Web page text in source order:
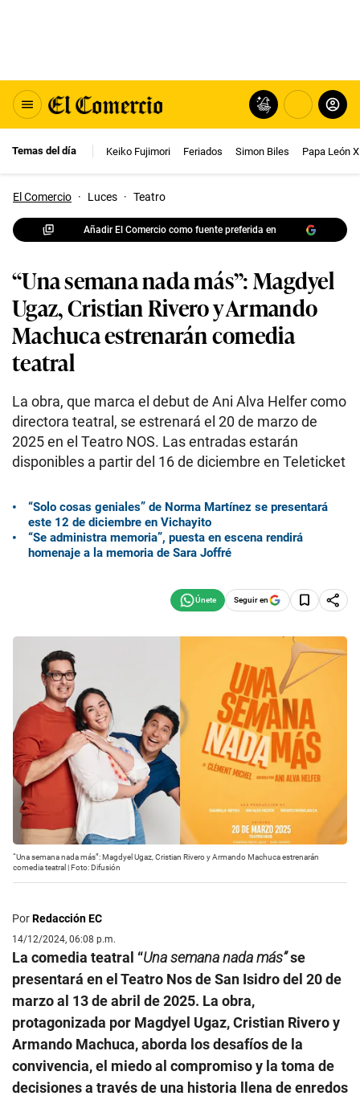
Temas del día Keiko Fujimori Feriados Simon Biles Papa León
El Comercio · Luces · Teatro
Añadir El Comercio como fuente preferida en
“Una semana nada más”: Magdyel
Ugaz, Cristian Rivero y Armando
Machuca estrenarán comedia
teatral
La obra, que marca el debut de Ani Alva Helfer como
directora teatral, se estrenará el 20 de marzo de
2025 en el Teatro NOS. Las entradas estarán
disponibles a partir del 16 de diciembre en Teleticket
“Solo cosas geniales” de Norma Martínez se presentará
este 12 de diciembre en Vichayito
“Se administra memoria”, puesta en escena rendirá
homenaje a la memoria de Sara Joffré
Seguir en
“Una semana nada más”: Magdyel Ugaz, Cristian Rivero y Armando Machuca estrenarán
comedia teatral | Foto: Difusión
PorRedacción EC
14/12/2024, 06:08 p.m.
La comedia teatral “Una semana nada más”se
presentará en el Teatro Nos de San Isidro del 20 de
marzo al 13 de abril de 2025. La obra,
protagonizada por Magdyel Ugaz, Cristian Rivero y
Armando Machuca, aborda los desafíos de la
convivencia, el miedo al compromiso y la toma de
decisiones a través de una historia llena de enredos